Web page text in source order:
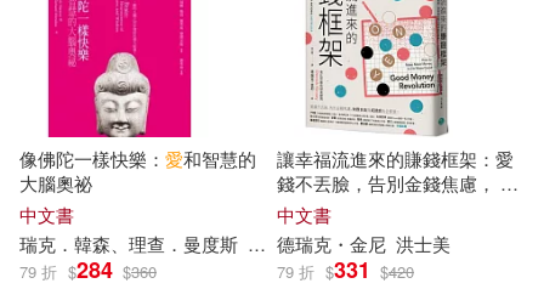
艾瑞克．李文(2)
賽巴斯欽．福克斯(2)
（挪威）恩德仁·倫德·愛瑞克森(2)
（挪）恩德仁·伦德·爱瑞克森（Endr
venus(5) 吉林美術出版社(5)
基石築夢工場(4)
warner music(3) 眾生(3)
音樂之橋(3) Chandos(2)
可港澳店取(121)
可新加坡店取(103)
可菲律賓店取(126)
像佛陀一樣快樂： 愛和智慧的
大腦奧祕
中文書
瑞克 ．韓森、理查．曼度斯 雷叔雲
79 折 $284 $360
讓幸福流進來的賺錢框架：愛
錢不丟臉，告別金錢焦慮， 財
務自由和成就感我全都要!
中文書
德瑞克 ・金尼 洪士美
79 折 $331 $420